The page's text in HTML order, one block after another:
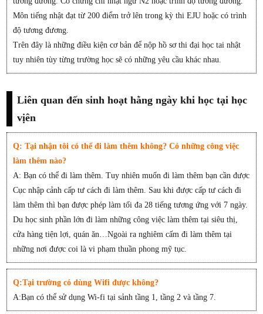
Môn tiếng nhật đạt từ 200 điểm trở lên trong kỳ thi EJU hoặc có trình
độ tương đương.
Trên đây là những điều kiện cơ bản để nộp hồ sơ thi đại học tai nhật
tuy nhiên tùy từng trường học sẽ có những yêu cầu khác nhau.
Liên quan đến sinh hoạt hằng ngày khi học tại học
vịên
Q: Tại nhận tôi có thể đi làm thêm không? Có những công việc
làm thêm nào?
A: Bạn có thể đi làm thêm. Tuy nhiên muốn đi làm thêm bạn cần được
Cục nhập cảnh cấp tư cách đi làm thêm. Sau khi được cấp tư cách đi
làm thêm thì bạn được phép làm tối đa 28 tiếng tương ứng với 7 ngày.
Du học sinh phần lớn đi làm những công việc làm thêm tại siêu thị,
cửa hàng tiện lợi, quán ăn…Ngoài ra nghiêm cấm đi làm thêm tại
những nơi được coi là vi phạm thuần phong mỹ tục.
Q:Tại trường có dùng Wifi được không?
A:Bạn có thể sử dụng Wi-fi tại sảnh tầng 1, tầng 2 và tầng 7.